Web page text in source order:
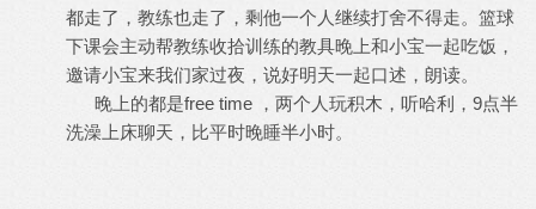
都走了，教练也走了，剩他一个人继续打舍不得走。篮球
下课会主动帮教练收拾训练的教具晚上和小宝一起吃饭，
邀请小宝来我们家过夜，说好明天一起口述，朗读。
晚上的都是free time ，两个人玩积木，听哈利，9点半
洗澡上床聊天，比平时晚睡半小时。